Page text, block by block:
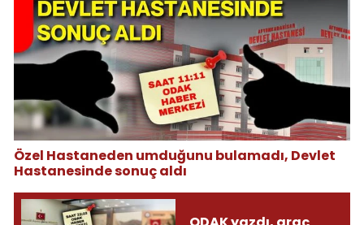
Özel Hastaneden umduğunu bulamadı, Devlet
Hastanesinde sonuç aldı